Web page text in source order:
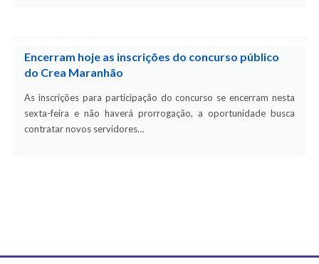
Encerram hoje as inscrições do concurso público
do Crea Maranhão
As inscrições para participação do concurso se encerram nesta
sexta-feira e não haverá prorrogação, a oportunidade busca
contratar novos servidores…